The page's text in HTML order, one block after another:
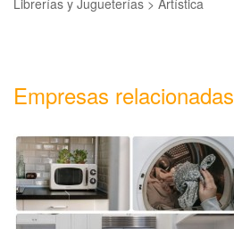
Librerías y Jugueterías > Artística
Empresas relacionadas